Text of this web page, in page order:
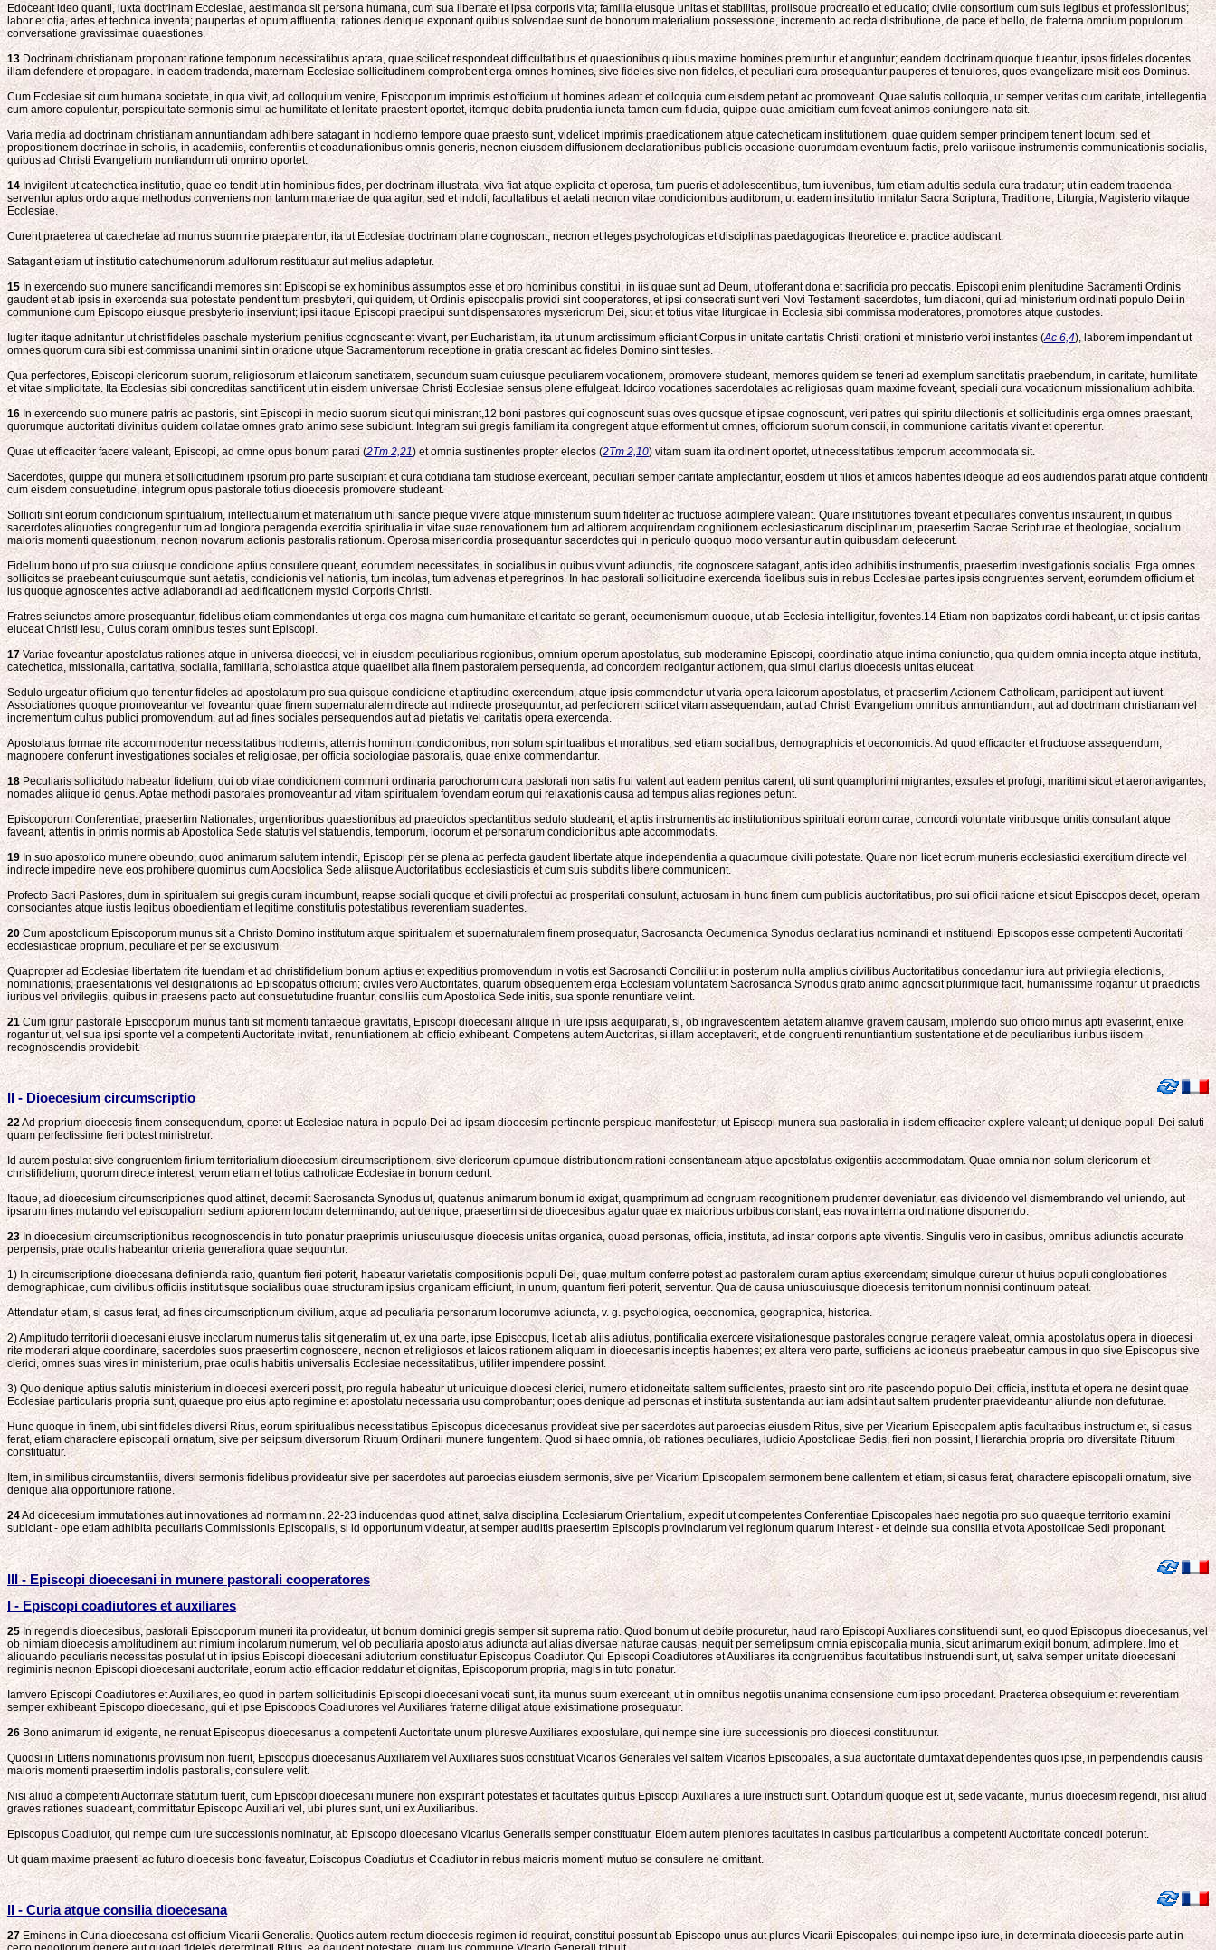
Edoceant ideo quanti, iuxta doctrinam Ecclesiae, aestimanda sit persona humana, cum sua libertate et ipsa corporis vita; familia eiusque unitas et stabilitas, prolisque procreatio et educatio; civile consortium cum suis legibus et professionibus;
labor et otia, artes et technica inventa; paupertas et opum affluentia; rationes denique exponant quibus solvendae sunt de bonorum materialium possessione, incremento ac recta distributione, de pace et bello, de fraterna omnium populorum
conversatione gravissimae quaestiones.
13 Doctrinam christianam proponant ratione temporum necessitatibus aptata, quae scilicet respondeat difficultatibus et quaestionibus quibus maxime homines premuntur et anguntur; eandem doctrinam quoque tueantur, ipsos fideles docentes
illam defendere et propagare. In eadem tradenda, maternam Ecclesiae sollicitudinem comprobent erga omnes homines, sive fideles sive non fideles, et peculiari cura prosequantur pauperes et tenuiores, quos evangelizare misit eos Dominus.
Cum Ecclesiae sit cum humana societate, in qua vivit, ad colloquium venire, Episcoporum imprimis est officium ut homines adeant et colloquia cum eisdem petant ac promoveant. Quae salutis colloquia, ut semper veritas cum caritate, intellegentia
cum amore copulentur, perspicuitate sermonis simul ac humilitate et lenitate praestent oportet, itemque debita prudentia iuncta tamen cum fiducia, quippe quae amicitiam cum foveat animos coniungere nata sit.
Varia media ad doctrinam christianam annuntiandam adhibere satagant in hodierno tempore quae praesto sunt, videlicet imprimis praedicationem atque catecheticam institutionem, quae quidem semper principem tenent locum, sed et
propositionem doctrinae in scholis, in academiis, conferentiis et coadunationibus omnis generis, necnon eiusdem diffusionem declarationibus publicis occasione quorumdam eventuum factis, prelo variisque instrumentis communicationis socialis,
quibus ad Christi Evangelium nuntiandum uti omnino oportet.
14Invigilent ut catechetica institutio, quae eo tendit ut in hominibus fides, per doctrinam illustrata, viva fiat atque explicita et operosa, tum pueris et adolescentibus, tum iuvenibus, tum etiam adultis sedula cura tradatur; ut in eadem tradenda
serventur aptus ordo atque methodus conveniens non tantum materiae de qua agitur, sed et indoli, facultatibus et aetati necnon vitae condicionibus auditorum, ut eadem institutio innitatur Sacra Scriptura, Traditione, Liturgia, Magisterio vitaque
Ecclesiae.
Curent praeterea ut catechetae ad munus suum rite praeparentur, ita ut Ecclesiae doctrinam plane cognoscant, necnon et leges psychologicas et disciplinas paedagogicas theoretice et practice addiscant.
Satagant etiam ut institutio catechumenorum adultorum restituatur aut melius adaptetur.
15In exercendo suo munere sanctificandi memores sint Episcopi se ex hominibus assumptos esse et pro hominibus constitui, in iis quae sunt ad Deum, ut offerant dona et sacrificia pro peccatis. Episcopi enim plenitudine Sacramenti Ordinis
gaudent et ab ipsis in exercenda sua potestate pendent tum presbyteri, qui quidem, ut Ordinis episcopalis providi sint cooperatores, et ipsi consecrati sunt veri Novi Testamenti sacerdotes, tum diaconi, qui ad ministerium ordinati populo Dei in
communione cum Episcopo eiusque presbyterio inserviunt; ipsi itaque Episcopi praecipui sunt dispensatores mysteriorum Dei, sicut et totius vitae liturgicae in Ecclesia sibi commissa moderatores, promotores atque custodes.
Iugiter itaque adnitantur ut christifideles paschale mysterium penitius cognoscant et vivant, per Eucharistiam, ita ut unum arctissimum efficiant Corpus in unitate caritatis Christi; orationi et ministerio verbi instantes (Ac 6,4), laborem impendant ut
omnes quorum cura sibi est commissa unanimi sint in oratione utque Sacramentorum receptione in gratia crescant ac fideles Domino sint testes.
Qua perfectores, Episcopi clericorum suorum, religiosorum et laicorum sanctitatem, secundum suam cuiusque peculiarem vocationem, promovere studeant, memores quidem se teneri ad exemplum sanctitatis praebendum, in caritate, humilitate
et vitae simplicitate. Ita Ecclesias sibi concreditas sanctificent ut in eisdem universae Christi Ecclesiae sensus plene effulgeat. Idcirco vocationes sacerdotales ac religiosas quam maxime foveant, speciali cura vocationum missionalium adhibita.
16In exercendo suo munere patris ac pastoris, sint Episcopi in medio suorum sicut qui ministrant,12 boni pastores qui cognoscunt suas oves quosque et ipsae cognoscunt, veri patres qui spiritu dilectionis et sollicitudinis erga omnes praestant,
quorumque auctoritati divinitus quidem collatae omnes grato animo sese subiciunt. Integram sui gregis familiam ita congregent atque efforment ut omnes, officiorum suorum conscii, in communione caritatis vivant et operentur.
Quae ut efficaciter facere valeant, Episcopi, ad omne opus bonum parati (2Tm 2,21) et omnia sustinentes propter electos (2Tm 2,10) vitam suam ita ordinent oportet, ut necessitatibus temporum accommodata sit.
Sacerdotes, quippe qui munera et sollicitudinem ipsorum pro parte suscipiant et cura cotidiana tam studiose exerceant, peculiari semper caritate amplectantur, eosdem ut filios et amicos habentes ideoque ad eos audiendos parati atque confidenti
cum eisdem consuetudine, integrum opus pastorale totius dioecesis promovere studeant.
Solliciti sint eorum condicionum spiritualium, intellectualium et materialium ut hi sancte pieque vivere atque ministerium suum fideliter ac fructuose adimplere valeant. Quare institutiones foveant et peculiares conventus instaurent, in quibus
sacerdotes aliquoties congregentur tum ad longiora peragenda exercitia spiritualia in vitae suae renovationem tum ad altiorem acquirendam cognitionem ecclesiasticarum disciplinarum, praesertim Sacrae Scripturae et theologiae, socialium
maioris momenti quaestionum, necnon novarum actionis pastoralis rationum. Operosa misericordia prosequantur sacerdotes qui in periculo quoquo modo versantur aut in quibusdam defecerunt.
Fidelium bono ut pro sua cuiusque condicione aptius consulere queant, eorumdem necessitates, in socialibus in quibus vivunt adiunctis, rite cognoscere satagant, aptis ideo adhibitis instrumentis, praesertim investigationis socialis. Erga omnes
sollicitos se praebeant cuiuscumque sunt aetatis, condicionis vel nationis, tum incolas, tum advenas et peregrinos. In hac pastorali sollicitudine exercenda fidelibus suis in rebus Ecclesiae partes ipsis congruentes servent, eorumdem officium et
ius quoque agnoscentes active adlaborandi ad aedificationem mystici Corporis Christi.
Fratres seiunctos amore prosequantur, fidelibus etiam commendantes ut erga eos magna cum humanitate et caritate se gerant, oecumenismum quoque, ut ab Ecclesia intelligitur, foventes.14 Etiam non baptizatos cordi habeant, ut et ipsis caritas
eluceat Christi Iesu, Cuius coram omnibus testes sunt Episcopi.
17Variae foveantur apostolatus rationes atque in universa dioecesi, vel in eiusdem peculiaribus regionibus, omnium operum apostolatus, sub moderamine Episcopi, coordinatio atque intima coniunctio, qua quidem omnia incepta atque instituta,
catechetica, missionalia, caritativa, socialia, familiaria, scholastica atque quaelibet alia finem pastoralem persequentia, ad concordem redigantur actionem, qua simul clarius dioecesis unitas eluceat.
Sedulo urgeatur officium quo tenentur fideles ad apostolatum pro sua quisque condicione et aptitudine exercendum, atque ipsis commendetur ut varia opera laicorum apostolatus, et praesertim Actionem Catholicam, participent aut iuvent.
Associationes quoque promoveantur vel foveantur quae finem supernaturalem directe aut indirecte prosequuntur, ad perfectiorem scilicet vitam assequendam, aut ad Christi Evangelium omnibus annuntiandum, aut ad doctrinam christianam vel
incrementum cultus publici promovendum, aut ad fines sociales persequendos aut ad pietatis vel caritatis opera exercenda.
Apostolatus formae rite accommodentur necessitatibus hodiernis, attentis hominum condicionibus, non solum spiritualibus et moralibus, sed etiam socialibus, demographicis et oeconomicis. Ad quod efficaciter et fructuose assequendum,
magnopere conferunt investigationes sociales et religiosae, per officia sociologiae pastoralis, quae enixe commendantur.
18Peculiaris sollicitudo habeatur fidelium, qui ob vitae condicionem communi ordinaria parochorum cura pastorali non satis frui valent aut eadem penitus carent, uti sunt quamplurimi migrantes, exsules et profugi, maritimi sicut et aeronavigantes,
nomades aliique id genus. Aptae methodi pastorales promoveantur ad vitam spiritualem fovendam eorum qui relaxationis causa ad tempus alias regiones petunt.
Episcoporum Conferentiae, praesertim Nationales, urgentioribus quaestionibus ad praedictos spectantibus sedulo studeant, et aptis instrumentis ac institutionibus spirituali eorum curae, concordi voluntate viribusque unitis consulant atque
faveant, attentis in primis normis ab Apostolica Sede statutis vel statuendis, temporum, locorum et personarum condicionibus apte accommodatis.
19 In suo apostolico munere obeundo, quod animarum salutem intendit, Episcopi per se plena ac perfecta gaudent libertate atque independentia a quacumque civili potestate. Quare non licet eorum muneris ecclesiastici exercitium directe vel
indirecte impedire neve eos prohibere quominus cum Apostolica Sede aliisque Auctoritatibus ecclesiasticis et cum suis subditis libere communicent.
Profecto Sacri Pastores, dum in spiritualem sui gregis curam incumbunt, reapse sociali quoque et civili profectui ac prosperitati consulunt, actuosam in hunc finem cum publicis auctoritatibus, pro sui officii ratione et sicut Episcopos decet, operam
consociantes atque iustis legibus oboedientiam et legitime constitutis potestatibus reverentiam suadentes.
20Cum apostolicum Episcoporum munus sit a Christo Domino institutum atque spiritualem et supernaturalem finem prosequatur, Sacrosancta Oecumenica Synodus declarat ius nominandi et instituendi Episcopos esse competenti Auctoritati
ecclesiasticae proprium, peculiare et per se exclusivum.
Quapropter ad Ecclesiae libertatem rite tuendam et ad christifidelium bonum aptius et expeditius promovendum in votis est Sacrosancti Concilii ut in posterum nulla amplius civilibus Auctoritatibus concedantur iura aut privilegia electionis,
nominationis, praesentationis vel designationis ad Episcopatus officium; civiles vero Auctoritates, quarum obsequentem erga Ecclesiam voluntatem Sacrosancta Synodus grato animo agnoscit plurimique facit, humanissime rogantur ut praedictis
iuribus vel privilegiis, quibus in praesens pacto aut consuetutudine fruantur, consiliis cum Apostolica Sede initis, sua sponte renuntiare velint.
21Cum igitur pastorale Episcoporum munus tanti sit momenti tantaeque gravitatis, Episcopi dioecesani aliique in iure ipsis aequiparati, si, ob ingravescentem aetatem aliamve gravem causam, implendo suo officio minus apti evaserint, enixe
rogantur ut, vel sua ipsi sponte vel a competenti Auctoritate invitati, renuntiationem ab officio exhibeant. Competens autem Auctoritas, si illam acceptaverit, et de congruenti renuntiantium sustentatione et de peculiaribus iuribus iisdem
recognoscendis providebit.
II - Dioecesium circumscriptio
22Ad proprium dioecesis finem consequendum, oportet ut Ecclesiae natura in populo Dei ad ipsam dioecesim pertinente perspicue manifestetur; ut Episcopi munera sua pastoralia in iisdem efficaciter explere valeant; ut denique populi Dei saluti
quam perfectissime fieri potest ministretur.
Id autem postulat sive congruentem finium territorialium dioecesium circumscriptionem, sive clericorum opumque distributionem rationi consentaneam atque apostolatus exigentiis accommodatam. Quae omnia non solum clericorum et
christifidelium, quorum directe interest, verum etiam et totius catholicae Ecclesiae in bonum cedunt.
Itaque, ad dioecesium circumscriptiones quod attinet, decernit Sacrosancta Synodus ut, quatenus animarum bonum id exigat, quamprimum ad congruam recognitionem prudenter deveniatur, eas dividendo vel dismembrando vel uniendo, aut
ipsarum fines mutando vel episcopalium sedium aptiorem locum determinando, aut denique, praesertim si de dioecesibus agatur quae ex maioribus urbibus constant, eas nova interna ordinatione disponendo.
23In dioecesium circumscriptionibus recognoscendis in tuto ponatur praeprimis uniuscuiusque dioecesis unitas organica, quoad personas, officia, instituta, ad instar corporis apte viventis. Singulis vero in casibus, omnibus adiunctis accurate
perpensis, prae oculis habeantur criteria generaliora quae sequuntur.
1) In circumscriptione dioecesana definienda ratio, quantum fieri poterit, habeatur varietatis compositionis populi Dei, quae multum conferre potest ad pastoralem curam aptius exercendam; simulque curetur ut huius populi conglobationes
demographicae, cum civilibus officiis institutisque socialibus quae structuram ipsius organicam efficiunt, in unum, quantum fieri poterit, serventur. Qua de causa uniuscuiusque dioecesis territorium nonnisi continuum pateat.
Attendatur etiam, si casus ferat, ad fines circumscriptionum civilium, atque ad peculiaria personarum locorumve adiuncta, v. g. psychologica, oeconomica, geographica, historica.
2) Amplitudo territorii dioecesani eiusve incolarum numerus talis sit generatim ut, ex una parte, ipse Episcopus, licet ab aliis adiutus, pontificalia exercere visitationesque pastorales congrue peragere valeat, omnia apostolatus opera in dioecesi
rite moderari atque coordinare, sacerdotes suos praesertim cognoscere, necnon et religiosos et laicos rationem aliquam in dioecesanis inceptis habentes; ex altera vero parte, sufficiens ac idoneus praebeatur campus in quo sive Episcopus sive
clerici, omnes suas vires in ministerium, prae oculis habitis universalis Ecclesiae necessitatibus, utiliter impendere possint.
3) Quo denique aptius salutis ministerium in dioecesi exerceri possit, pro regula habeatur ut unicuique dioecesi clerici, numero et idoneitate saltem sufficientes, praesto sint pro rite pascendo populo Dei; officia, instituta et opera ne desint quae
Ecclesiae particularis propria sunt, quaeque pro eius apto regimine et apostolatu necessaria usu comprobantur; opes denique ad personas et instituta sustentanda aut iam adsint aut saltem prudenter praevideantur aliunde non defuturae.
Hunc quoque in finem, ubi sint fideles diversi Ritus, eorum spiritualibus necessitatibus Episcopus dioecesanus provideat sive per sacerdotes aut paroecias eiusdem Ritus, sive per Vicarium Episcopalem aptis facultatibus instructum et, si casus
ferat, etiam charactere episcopali ornatum, sive per seipsum diversorum Rituum Ordinarii munere fungentem. Quod si haec omnia, ob rationes peculiares, iudicio Apostolicae Sedis, fieri non possint, Hierarchia propria pro diversitate Rituum
constituatur.
Item, in similibus circumstantiis, diversi sermonis fidelibus provideatur sive per sacerdotes aut paroecias eiusdem sermonis, sive per Vicarium Episcopalem sermonem bene callentem et etiam, si casus ferat, charactere episcopali ornatum, sive
denique alia opportuniore ratione.
24Ad dioecesium immutationes aut innovationes ad normam nn. 22-23 inducendas quod attinet, salva disciplina Ecclesiarum Orientalium, expedit ut competentes Conferentiae Episcopales haec negotia pro suo quaeque territorio examini
subiciant - ope etiam adhibita peculiaris Commissionis Episcopalis, si id opportunum videatur, at semper auditis praesertim Episcopis provinciarum vel regionum quarum interest - et deinde sua consilia et vota Apostolicae Sedi proponant.
III - Episcopi dioecesani in munere pastorali cooperatores
I - Episcopi coadiutores et auxiliares
25In regendis dioecesibus, pastorali Episcoporum muneri ita provideatur, ut bonum dominici gregis semper sit suprema ratio. Quod bonum ut debite procuretur, haud raro Episcopi Auxiliares constituendi sunt, eo quod Episcopus dioecesanus, vel
ob nimiam dioecesis amplitudinem aut nimium incolarum numerum, vel ob peculiaria apostolatus adiuncta aut alias diversae naturae causas, nequit per semetipsum omnia episcopalia munia, sicut animarum exigit bonum, adimplere. Imo et
aliquando peculiaris necessitas postulat ut in ipsius Episcopi dioecesani adiutorium constituatur Episcopus Coadiutor. Qui Episcopi Coadiutores et Auxiliares ita congruentibus facultatibus instruendi sunt, ut, salva semper unitate dioecesani
regiminis necnon Episcopi dioecesani auctoritate, eorum actio efficacior reddatur et dignitas, Episcoporum propria, magis in tuto ponatur.
Iamvero Episcopi Coadiutores et Auxiliares, eo quod in partem sollicitudinis Episcopi dioecesani vocati sunt, ita munus suum exerceant, ut in omnibus negotiis unanima consensione cum ipso procedant. Praeterea obsequium et reverentiam
semper exhibeant Episcopo dioecesano, qui et ipse Episcopos Coadiutores vel Auxiliares fraterne diligat atque existimatione prosequatur.
26 Bono animarum id exigente, ne renuat Episcopus dioecesanus a competenti Auctoritate unum pluresve Auxiliares expostulare, qui nempe sine iure successionis pro dioecesi constituuntur.
Quodsi in Litteris nominationis provisum non fuerit, Episcopus dioecesanus Auxiliarem vel Auxiliares suos constituat Vicarios Generales vel saltem Vicarios Episcopales, a sua auctoritate dumtaxat dependentes quos ipse, in perpendendis causis
maioris momenti praesertim indolis pastoralis, consulere velit.
Nisi aliud a competenti Auctoritate statutum fuerit, cum Episcopi dioecesani munere non exspirant potestates et facultates quibus Episcopi Auxiliares a iure instructi sunt. Optandum quoque est ut, sede vacante, munus dioecesim regendi, nisi aliud
graves rationes suadeant, committatur Episcopo Auxiliari vel, ubi plures sunt, uni ex Auxiliaribus.
Episcopus Coadiutor, qui nempe cum iure successionis nominatur, ab Episcopo dioecesano Vicarius Generalis semper constituatur. Eidem autem pleniores facultates in casibus particularibus a competenti Auctoritate concedi poterunt.
Ut quam maxime praesenti ac futuro dioecesis bono faveatur, Episcopus Coadiutus et Coadiutor in rebus maioris momenti mutuo se consulere ne omittant.
II - Curia atque consilia dioecesana
27 Eminens in Curia dioecesana est officium Vicarii Generalis. Quoties autem rectum dioecesis regimen id requirat, constitui possunt ab Episcopo unus aut plures Vicarii Episcopales, qui nempe ipso iure, in determinata dioecesis parte aut in